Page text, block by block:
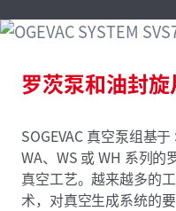
罗茨泵和油封
SOGEVAC 真空泵组基
WA、WS 或 WH 系列
真空工艺。越来越多的
术，对真空生成系统的要